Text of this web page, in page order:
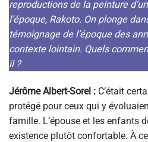
reproductions de la peinture
l’époque, Rakoto. On plonge
témoignage de l’époque des
contexte lointain. Quels
il ?
Jérôme Albert-Sorel : C’était
protégé pour ceux qui y
famille. L’épouse et les enfants
existence plutôt confortable. À